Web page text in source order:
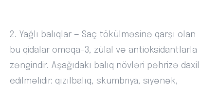
2. Yağlı balıqlar — Saç tökülməsinə qarşı olan
bu qidalar omeqa-3, zülal və antioksidantlarla
zəngindir. Aşağıdakı balıq növləri pəhrizə daxil
edilməlidir: qızılbalıq, skumbriya, siyənək,